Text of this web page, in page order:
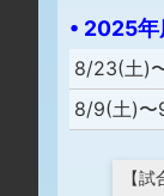
• 2025年
8/23(土)
8/9(土)〜
【試